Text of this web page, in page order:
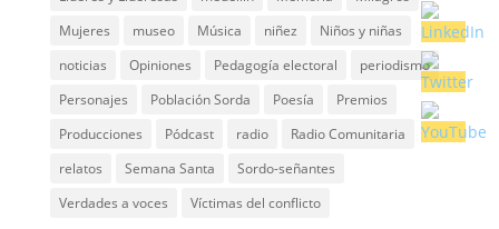
Mujeres
museo Música niñez
Niños y niñas
noticias
Opiniones Pedagogía electoral
periodismo
Personajes
Población Sorda Poesía
Premios
Producciones
Pódcast radio
Radio Comunitaria
relatos
Semana Santa
Sordo-señantes
Verdades a voces
Víctimas del conflicto